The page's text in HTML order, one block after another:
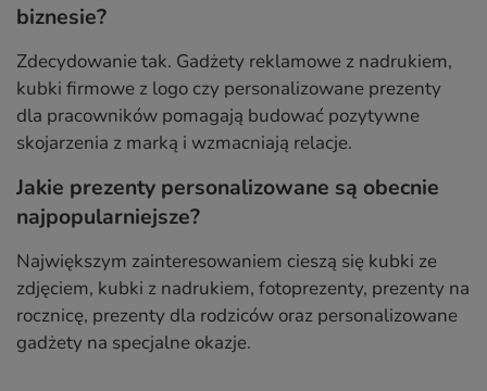
biznesie?
Zdecydowanie tak. Gadżety reklamowe z nadrukiem,
kubki firmowe z logo czy personalizowane prezenty
dla pracowników pomagają budować pozytywne
skojarzenia z marką i wzmacniają relacje.
Jakie prezenty personalizowane są obecnie
najpopularniejsze?
Największym zainteresowaniem cieszą się kubki ze
zdjęciem, kubki z nadrukiem, fotoprezenty, prezenty na
rocznicę, prezenty dla rodziców oraz personalizowane
gadżety na specjalne okazje.